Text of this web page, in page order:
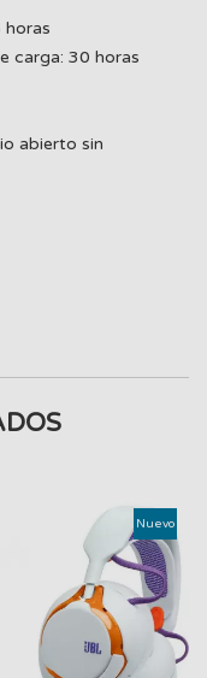
horas
carga: 30 horas
abierto sin
Nuevo